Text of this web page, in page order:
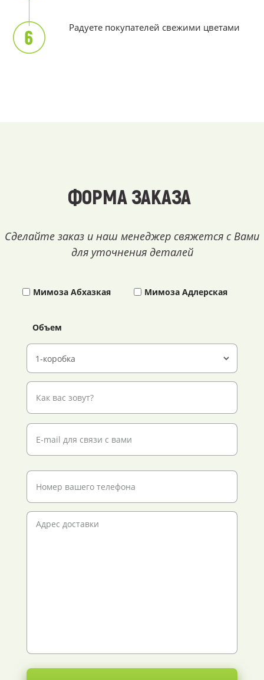
Радуете покупателей свежими цветами
ФОРМА ЗАКАЗА
Сделайте заказ и наш менеджер свяжется с Вами
для уточнения деталей
Мимоза Абхазкая Мимоза Адлерская
Объем